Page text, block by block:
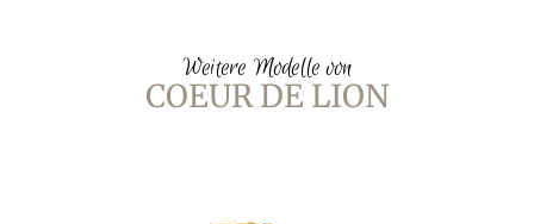
Weitere Modelle von
COEUR DE LION